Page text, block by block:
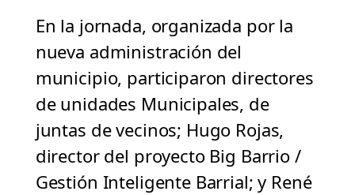
En la jornada, organizada por la
nueva administración del
municipio, participaron directores
de unidades Municipales, de
juntas de vecinos; Hugo Rojas,
director del proyecto Big Barrio /
Gestión Inteligente Barrial; y René